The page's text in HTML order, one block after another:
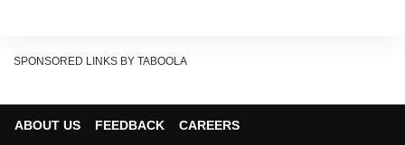
भारत की GDP का करीब-करीब 10 फीसदी है.''
SPONSORED LINKS BY TABOOLA
ABOUT US FEEDBACK CAREERS